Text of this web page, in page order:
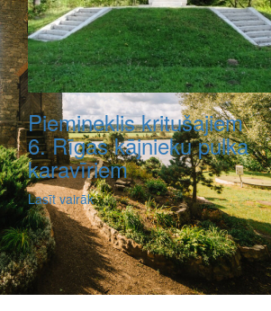
Piemineklis kritušajiem
6. Rīgas kājnieku pulka
karavīriem
Lasīt vairāk